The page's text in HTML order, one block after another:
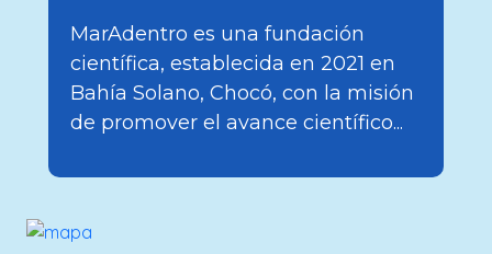
MarAdentro es una fundación
científica, establecida en 2021 en
Bahía Solano, Chocó, con la misión
de promover el avance científico...